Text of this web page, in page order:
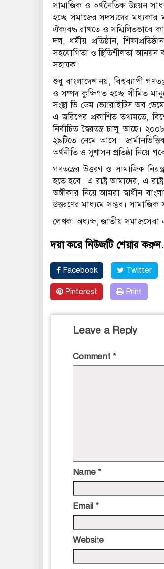
সামাজিক ও অর্থনৈতিক উন্নয়ন
হচ্ছে সমাজের সদস্যদের মধ্যকার
ঐক্যবদ্ধ রাখতে ও সম্মিলিতভাবে
দল, ধর্মীয় প্রতিষ্ঠান,
সহযোগিতা ও স্থিতিশীলতা আনয়ন
সহায়ক।
শুধু বাংলাদেশ নয়, বিশ্বব্যাপী
ও সম্পদ কুক্ষিগত হচ্ছে সীমিত
সংস্থা ভি ডেম (ভ্যারাইটিস অব
এ জরিপের প্রকাশিত তথ্যমতে,
নির্বাচিত স্বৈরতন্ত্র চালু আছে।
২৯টিতে নেমে আসে।
অর্থনীতি ও সুশাসন প্রতিষ্ঠা নিয়ে
গণতন্ত্রের উত্তরণ ও সামাজিক
হতে হবে। এ রাষ্ট্র আমাদের, এ
অঙ্গীকার নিয়ে আমরা স্বাধীন
উত্তরণের মাধ্যমে সম্ভব।
লেখক: অধ্যক্ষ, জাতীয় সমাজসেবা
দয়া করে নিউজটি শেয়ার
Facebook Twitter
Pinterest Print
Leave a Reply
Comment *
Name *
Email *
Website